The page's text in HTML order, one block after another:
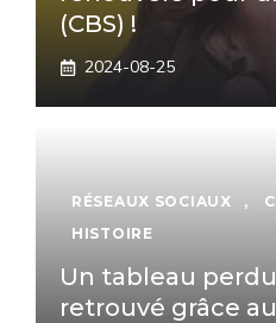
(CBS) !
2024-08-25
RÉSEAUX SOCIAUX ,
HISTOIRE
Un tableau
retrouvé grâce